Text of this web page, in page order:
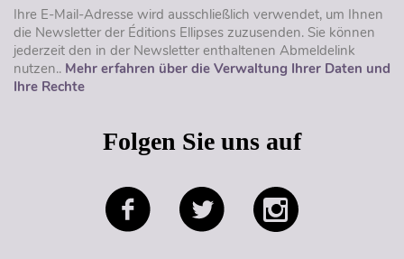
Ihre E-Mail-Adresse wird ausschließlich verwendet, um Ihnen
die Newsletter der Éditions Ellipses zuzusenden. Sie können
jederzeit den in der Newsletter enthaltenen Abmeldelink
nutzen.. Mehr erfahren über die Verwaltung Ihrer Daten und
Ihre Rechte
Folgen Sie uns auf